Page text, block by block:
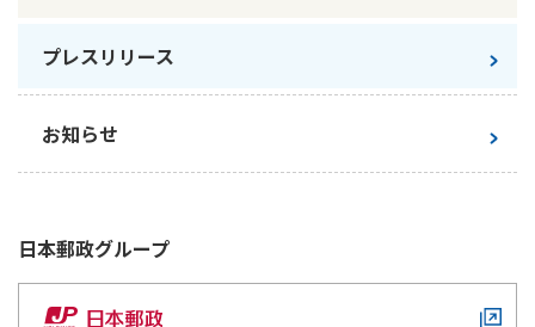
プレスリリース
お知らせ
日本郵政グループ